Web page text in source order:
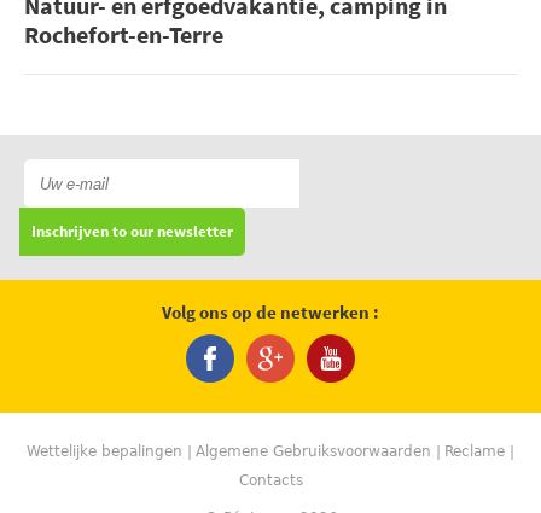
Rochefort-en-Terre
Inschrijven to our newsletter
Volg ons op de netwerken :
Wettelijke bepalingen Algemene Gebruiksvoorwaarden
Reclame
Contacts